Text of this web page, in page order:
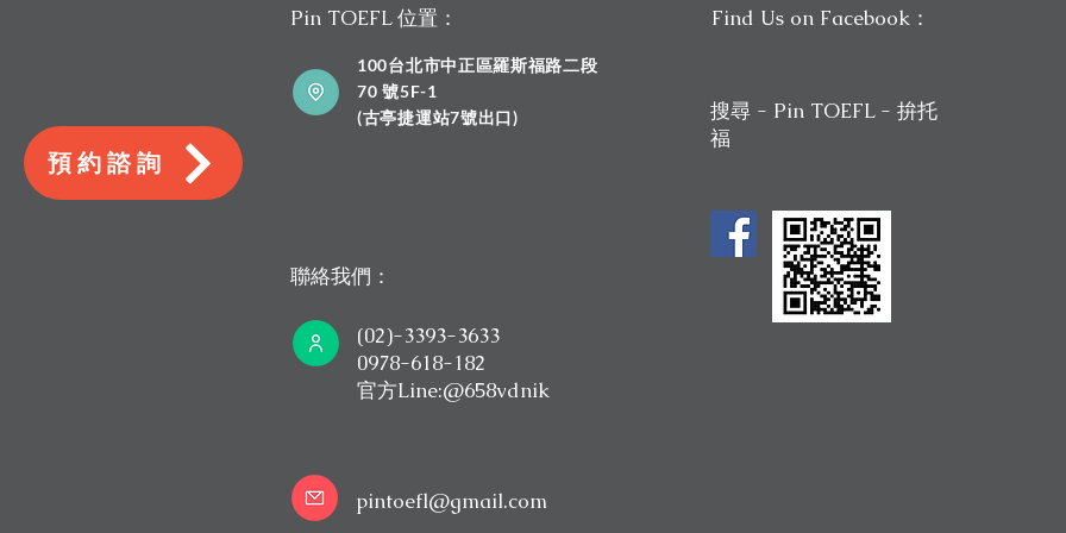
預約諮詢
Pin TOEFL 位置：
100台北市中正區羅斯福路二段
70 號5F-1
​(古亭捷運站7號出口)
Find Us on Facebook：
搜尋 - Pin TOEFL - 拚托
福
聯絡我們：
(02)-3393-3633
0978-618-182
​官方Line:@658vdnik
pintoefl@gmail.com